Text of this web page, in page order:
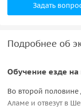
Задать
Подробнее об
Обучение езде на
Во второй половине
Аламе и отвезут в